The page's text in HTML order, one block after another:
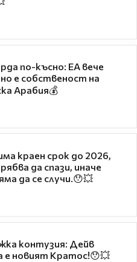
по-късно: EA вече
е собственост на
Арабия💰
краен срок до 2026,
да спази, иначе
да се случи.😯💥
контузия: Дейв
е новият Кратос!😯💥